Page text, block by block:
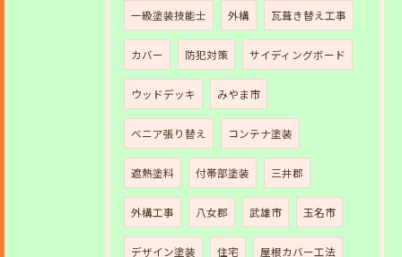
一級塗装技能士 外構 瓦葺き替え工事
カバー 防犯対策 サイディングボード
ウッドデッキ みやま市
ベニア張り替え コンテナ塗装
遮熱塗料 付帯部塗装 三井郡
外構工事 八女郡 武雄市 玉名市
デザイン塗装 住宅 屋根カバー工法